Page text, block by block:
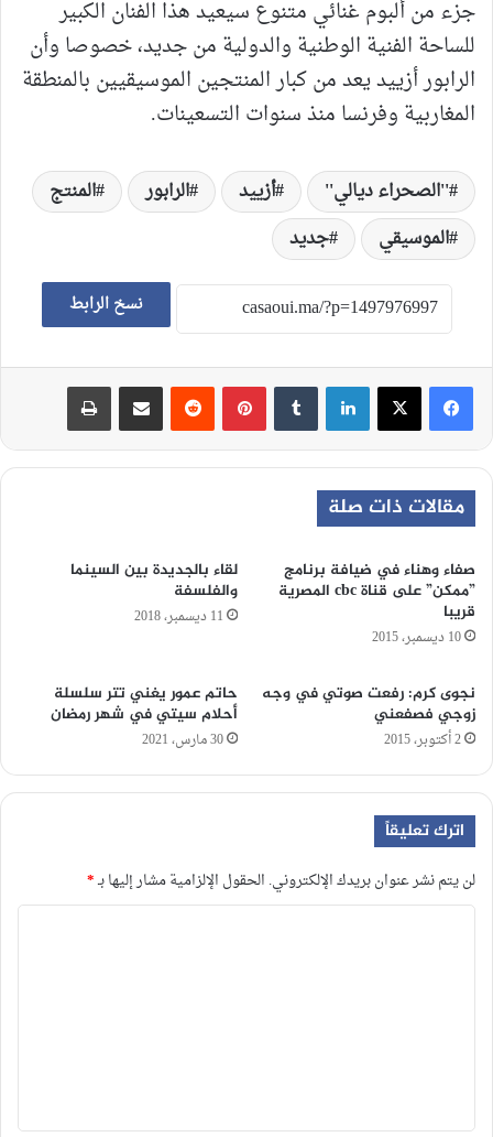
جزء من ألبوم غنائي متنوع سيعيد هذا الفنان الكبير
للساحة الفنية الوطنية والدولية من جديد، خصوصا وأن
الرابور أزييد يعد من كبار المنتجين الموسيقيين بالمنطقة
المغاربية وفرنسا منذ سنوات التسعينات.
''الصحراء ديالي'' أزييد الرابور
المنتج
الموسيقي
جديد
نسخ الرابط
لينكدإن بينتيريست
مقالات ذات صلة
صفاء وهناء في ضيافة برنامج
”ممكن” على قناة cbc المصرية
قريبا
10 ديسمبر، 2015
لقاء بالجديدة بين السينما
والفلسفة
11 ديسمبر، 2018
نجوى كرم: رفعت صوتي في وجه
زوجي فصفعني
2 أكتوبر، 2015
حاتم عمور يغني تتر سلسلة
أحلام سيتي في شهر رمضان
30 مارس، 2021
اترك تعليقاً
لن يتم نشر عنوان بريدك الإلكتروني. الحقول الإلزامية مشار إليها بـ*